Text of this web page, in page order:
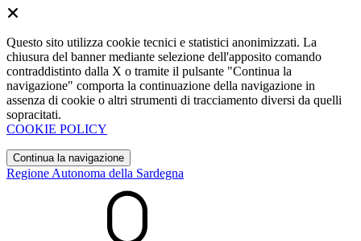
Questo sito utilizza cookie tecnici e statistici anonimizzati. La
chiusura del banner mediante selezione dell'apposito comando
contraddistinto dalla X o tramite il pulsante "Continua la
navigazione" comporta la continuazione della navigazione in
assenza di cookie o altri strumenti di tracciamento diversi da quelli
sopracitati.
COOKIE POLICY
Continua la navigazione
Regione Autonoma della Sardegna